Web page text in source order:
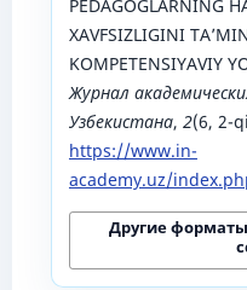
PEDAGOGLARNING
XАVFSIZLIGINI
KОMPETENSIYАVIY
Журнал
Узбекистана, 2(6, 2-
https://www.in-
academy.uz/
Другие